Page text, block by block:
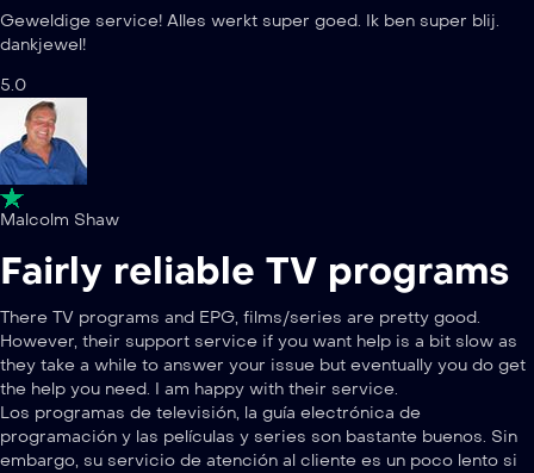
Geweldige service! Alles werkt super goed. Ik ben super blij.
dankjewel!
5.0
Malcolm Shaw
Fairly reliable TV programs
There TV programs and EPG, films/series are pretty good.
However, their support service if you want help is a bit slow as
they take a while to answer your issue but eventually you do get
the help you need. I am happy with their service.
Los programas de televisión, la guía electrónica de
programación y las películas y series son bastante buenos. Sin
embargo, su servicio de atención al cliente es un poco lento si